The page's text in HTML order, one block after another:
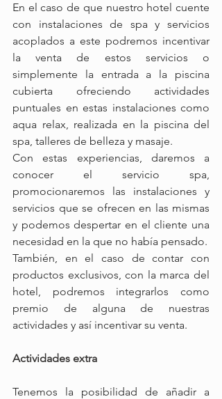
En el caso de que nuestro hotel cuente
con instalaciones de spa y servicios
acoplados a este podremos incentivar
la venta de estos servicios o
simplemente la entrada a la piscina
cubierta ofreciendo actividades
puntuales en estas instalaciones como
aqua relax, realizada en la piscina del
spa, talleres de belleza y masaje.
Con estas experiencias, daremos a
conocer el servicio spa,
promocionaremos las instalaciones y
servicios que se ofrecen en las mismas
y podemos despertar en el cliente una
necesidad en la que no había pensado.
También, en el caso de contar con
productos exclusivos, con la marca del
hotel, podremos integrarlos como
premio de alguna de nuestras
actividades y así incentivar su venta.
Actividades extra
Tenemos la posibilidad de añadir a